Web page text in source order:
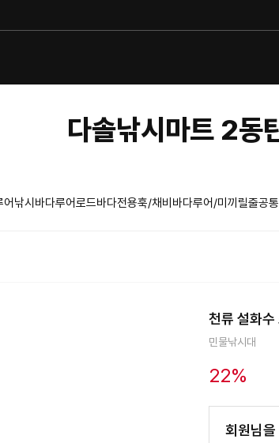
다솔낚시마트 2동
낚시 바다루어로드바다전용훅/채비 바다루어/미끼 릴줄공
천류 설화
민물낚시대
22%
회원님을